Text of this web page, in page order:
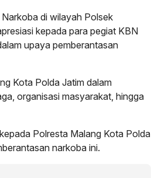
di wilayah Polsek
kepada para pegiat KBN
upaya pemberantasan
Kota Polda Jatim dalam
organisasi masyarakat, hingga
Polresta Malang Kota Polda
narkoba ini.